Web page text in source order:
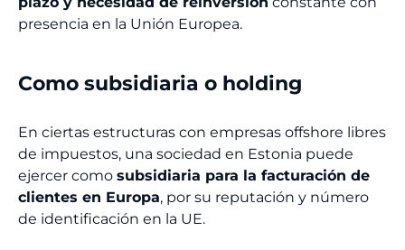
presencia en la Unión Europea.
Como subsidiaria o holding
En ciertas estructuras con empresas offshore libres
de impuestos, una sociedad en Estonia puede
ejercer como subsidiaria para la facturación de
clientes en Europa, por su reputación y número
de identificación en la UE.